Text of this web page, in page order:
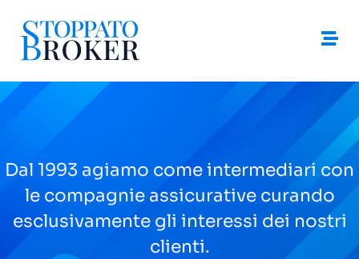
contenuto
Dal 1993 agiamo come intermediari con
le compagnie assicurative curando
esclusivamente gli interessi dei nostri
clienti.